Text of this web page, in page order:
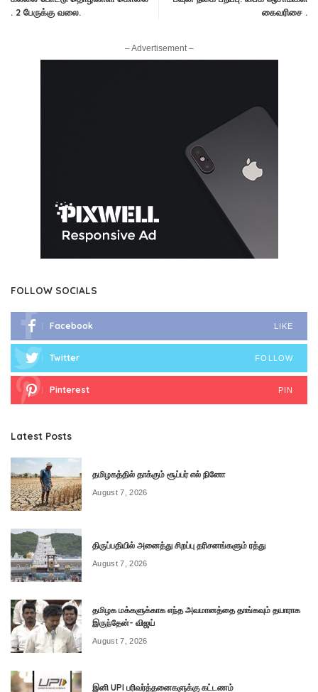
. 2 பேருக்கு வலை.
கைவரிசை .
– Advertisement –
FOLLOW SOCIALS
Facebook LIKE
Twitter FOLLOW
Pinterest PIN
Latest Posts
தமிழகத்தில் தாக்கும் சூப்பர் எல் நினோ
August 7, 2026
திருப்பதியில் அனைத்து சிறப்பு தரிசனங்களும் ரத்து
August 7, 2026
தமிழக மக்களுக்காக எந்த அவமானத்தை தாங்கவும் தயாராக
இருந்தேன்- விஜய்
August 7, 2026
இனி UPI பரிவர்த்தனைகளுக்கு கட்டணம்